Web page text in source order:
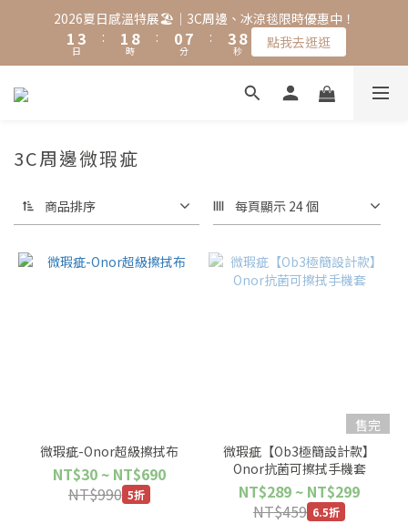
2026夏日感溫特展🏖️｜3C周邊、冰涼毯限時優惠中！
2
1
0
4
3
2
日
:
2
1
0
9
8
7
2
時
:
1
0
8
7
6
分
:
4
3
2
9
8
7
5
0
秒 點我去逛逛
3C周邊微瑕疵
商品排序 每頁顯示 24 個
微瑕疵-Onor超級擦拭布
NT$30 ~ NT$690
NT$990 5折
售完
微瑕疵【Ob3極簡設計款】
Onor抗菌可擦拭手機套
NT$289 ~ NT$299
NT$459 6.5折